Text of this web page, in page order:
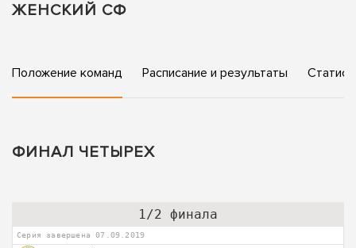
ЖЕНСКИЙ СФ
Положение команд Расписание и результаты
ФИНАЛ ЧЕТЫРЕХ
1/2 финала
Серия завершена 07.09.2019